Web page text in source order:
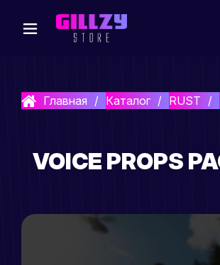
Главная Каталог RUST
VOICE PROPS